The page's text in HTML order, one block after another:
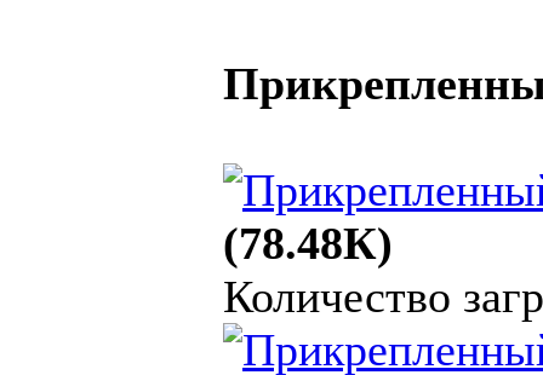
(78.48К)
Количество